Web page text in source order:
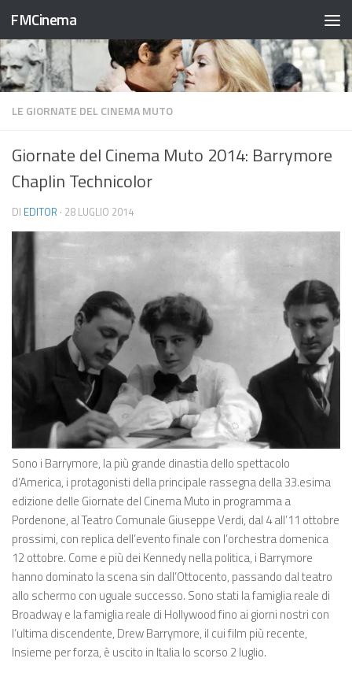
Salta al contenuto
FMCinema
LE GIORNATE DEL CINEMA MUTO
Giornate del Cinema Muto 2014: Barrymore
Chaplin Technicolor
DI EDITOR · 28 LUGLIO 2014
Sono i Barrymore, la più grande dinastia dello spettacolo
d’America, i protagonisti della principale rassegna della 33.esima
edizione delle Giornate del Cinema Muto in programma a
Pordenone, al Teatro Comunale Giuseppe Verdi, dal 4 all’11 ottobre
prossimi, con replica dell’evento finale con l’orchestra domenica
12 ottobre. Come e più dei Kennedy nella politica, i Barrymore
hanno dominato la scena sin dall’Ottocento, passando dal teatro
allo schermo con uguale successo. Sono stati la famiglia reale di
Broadway e la famiglia reale di Hollywood fino ai giorni nostri con
l’ultima discendente, Drew Barrymore, il cui film più recente,
Insieme per forza, è uscito in Italia lo scorso 2 luglio.